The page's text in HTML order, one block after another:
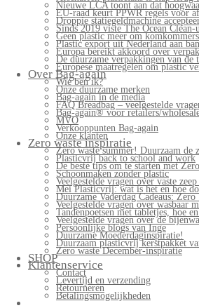
Nieuwe LCA toont aan dat
EU-raad keurt PPWR regels voor
Droppie statiegeldmachine
Sinds 2019 viste The Ocean
Geen plastic meer om
Plastic export uit Nederland aan
Europa bereikt akkoord over
De duurzame verpakkingen van
Europese maatregelen om plastic
Over Bag-again
Wie ben ik?
Onze duurzame merken
Bag-again in de media
FAQ Breadbag – veelgestelde
Bag-again® voor retailers/
MVO
Verkooppunten Bag-again
Onze klanten
Zero waste inspiratie
Zero waste summer! Duurzaam de
Plasticvrij back to school and work
De beste tips om te starten met
Schoonmaken zonder plastic
Veelgestelde vragen over vaste
Mei Plasticvrij: wat is het en hoe
Duurzame Vaderdag Cadeaus:
Veelgestelde vragen over wasbaar
Tandenpoetsen met tabletjes, hoe
Veelgestelde vragen over de
Persoonlijke blogs van Inge
Duurzame Moederdaginspiratie!
Duurzaam plasticvrij kerstpakket
Zero waste December-inspiratie
SHOP
Klantenservice
Contact
Levertijd en verzending
Retourneren
Betalingsmogelijkheden